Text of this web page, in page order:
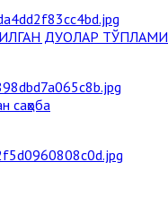
ДУОЛАР ТЎПЛАМИ
саҳоба